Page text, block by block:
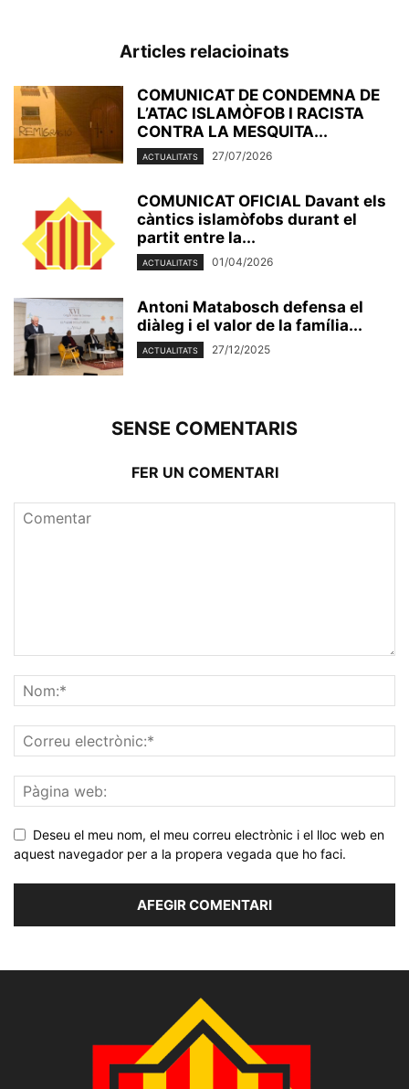
Articles relacioinats
COMUNICAT DE CONDEMNA DE
L’ATAC ISLAMÒFOB I RACISTA
CONTRA LA MESQUITA...
ACTUALITATS 27/07/2026
COMUNICAT OFICIAL Davant els
càntics islamòfobs durant el
partit entre la...
ACTUALITATS 01/04/2026
Antoni Matabosch defensa el
diàleg i el valor de la família...
ACTUALITATS 27/12/2025
SENSE COMENTARIS
FER UN COMENTARI
Deseu el meu nom, el meu correu electrònic i el lloc web en
aquest navegador per a la propera vegada que ho faci.